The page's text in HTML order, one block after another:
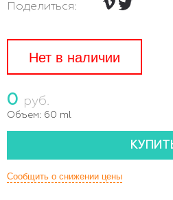
Поделиться:
Нет в наличии
0 руб.
Объем: 60 ml
Сообщить о снижении цены